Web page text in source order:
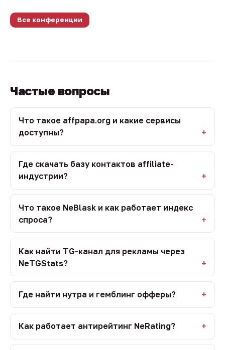
Все конференции
Частые вопросы
Что такое affpapa.org и какие сервисы
доступны?
Где скачать базу контактов affiliate-
индустрии?
Что такое NeBlask и как работает индекс
спроса?
Как найти TG-канал для рекламы через
NeTGStats?
Где найти нутра и гемблинг офферы?
Как работает антирейтинг NeRating?